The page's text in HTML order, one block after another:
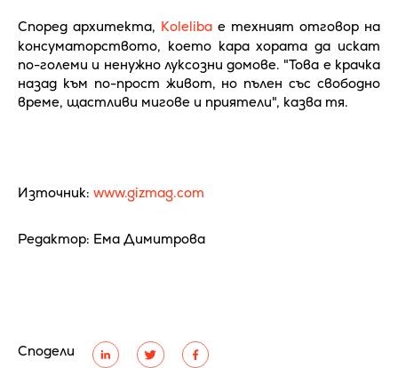
Сподели
Според архитекта, Koleliba е техният отговор на
консуматорството, което кара хората да искат
по-големи и ненужно луксозни домове. "Това е крачка
назад към по-прост живот, но пълен със свободно
време, щастливи мигове и приятели", казва тя.
Източник: www.gizmag.com
Редактор: Ема Димитрова